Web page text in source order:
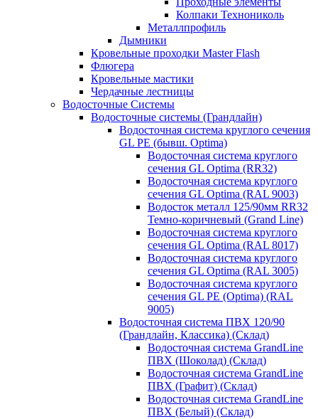
Колпаки Технониколь
Металлпрофиль
Дымники
Кровельные проходки Master Flash
Флюгера
Кровельные мастики
Чердачные лестницы
Водосточные Системы
Водосточные системы (Грандлайн)
Водосточная система круглого сечения
GL PE (бывш. Optima)
Водосточная система круглого
сечения GL Optima (RR32)
Водосточная система круглого
сечения GL Optima (RAL 9003)
Водосток металл 125/90мм RR32
Темно-коричневый (Grand Line)
Водосточная система круглого
сечения GL Optima (RAL 8017)
Водосточная система круглого
сечения GL Optima (RAL 3005)
Водосточная система круглого
сечения GL PE (Optima) (RAL
9005)
Водосточная система ПВХ 120/90
(Грандлайн, Классика) (Склад)
Водосточная система GrandLine
ПВХ (Шоколад) (Склад)
Водосточная система GrandLine
ПВХ (Графит) (Склад)
Водосточная система GrandLine
ПВХ (Белый) (Склад)